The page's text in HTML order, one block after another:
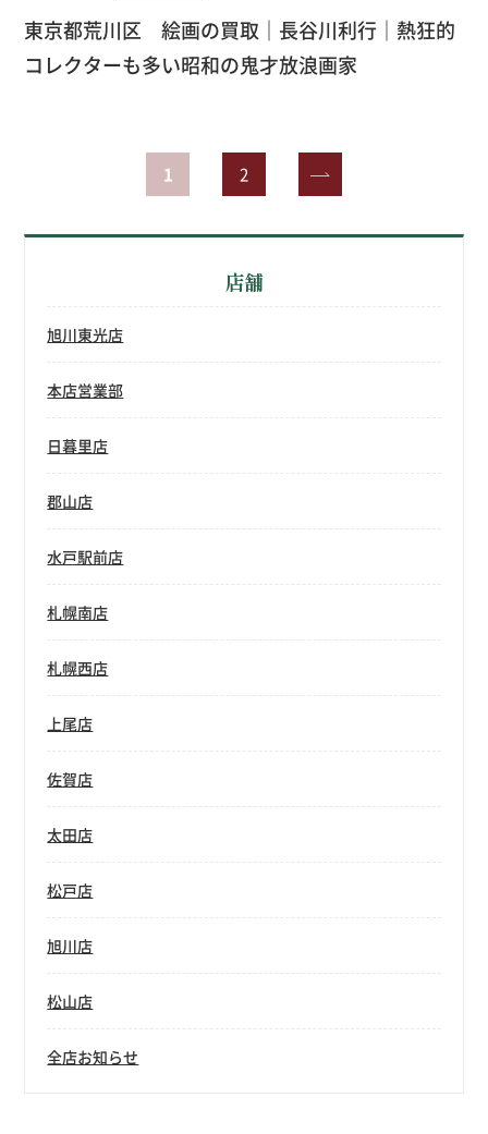
東京都荒川区 絵画の買取｜長谷川利行｜熱狂的
コレクターも多い昭和の鬼才放浪画家
1 2 »
店舗
旭川東光店
本店営業部
日暮里店
郡山店
水戸駅前店
札幌南店
札幌西店
上尾店
佐賀店
太田店
松戸店
旭川店
松山店
全店お知らせ